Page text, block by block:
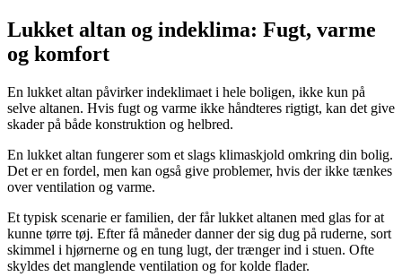
Lukket altan og indeklima: Fugt, varme
og komfort
En lukket altan påvirker indeklimaet i hele boligen, ikke kun på
selve altanen. Hvis fugt og varme ikke håndteres rigtigt, kan det give
skader på både konstruktion og helbred.
En lukket altan fungerer som et slags klimaskjold omkring din bolig.
Det er en fordel, men kan også give problemer, hvis der ikke tænkes
over ventilation og varme.
Et typisk scenarie er familien, der får lukket altanen med glas for at
kunne tørre tøj. Efter få måneder danner der sig dug på ruderne, sort
skimmel i hjørnerne og en tung lugt, der trænger ind i stuen. Ofte
skyldes det manglende ventilation og for kolde flader.